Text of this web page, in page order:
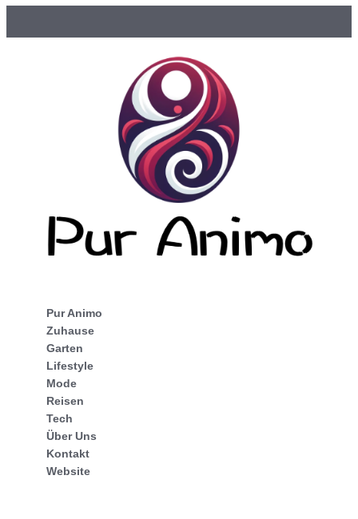
Pur Animo
Zuhause
Garten
Lifestyle
Mode
Reisen
Tech
Über Uns
Kontakt
Website